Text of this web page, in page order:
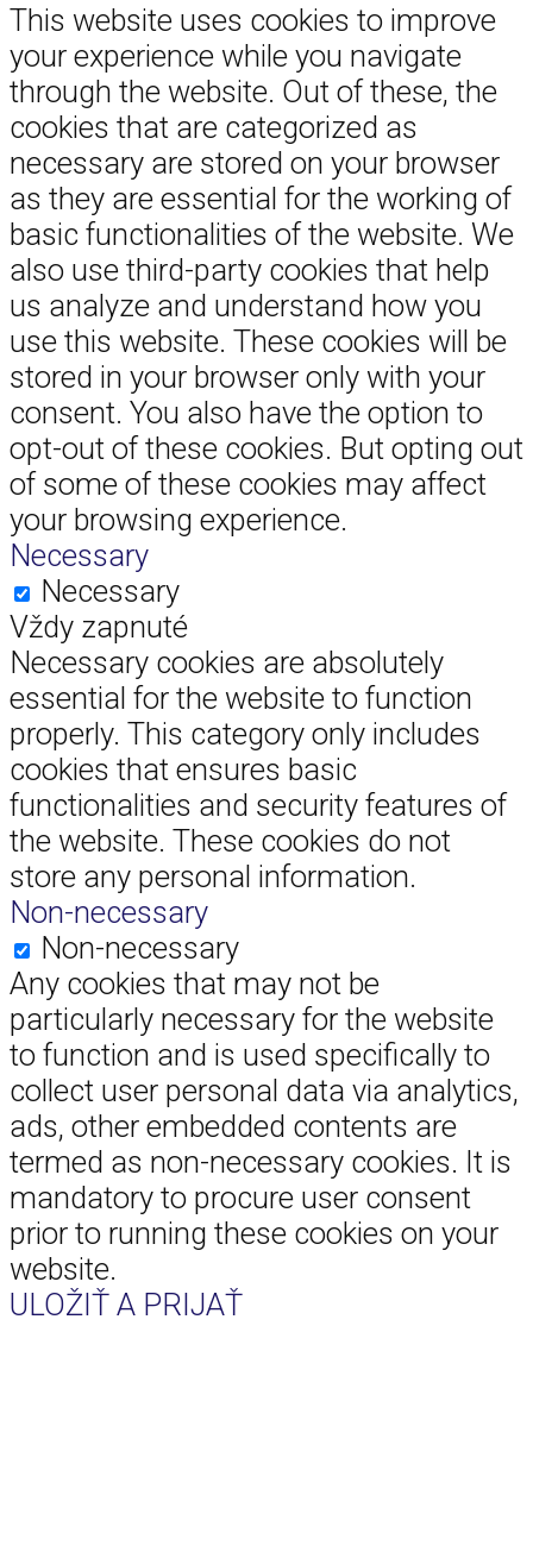
This website uses cookies to improve
your experience while you navigate
through the website. Out of these, the
cookies that are categorized as
necessary are stored on your browser
as they are essential for the working of
basic functionalities of the website. We
also use third-party cookies that help
us analyze and understand how you
use this website. These cookies will be
stored in your browser only with your
consent. You also have the option to
opt-out of these cookies. But opting out
of some of these cookies may affect
your browsing experience.
Necessary
Necessary
Vždy zapnuté
Necessary cookies are absolutely
essential for the website to function
properly. This category only includes
cookies that ensures basic
functionalities and security features of
the website. These cookies do not
store any personal information.
Non-necessary
Non-necessary
Any cookies that may not be
particularly necessary for the website
to function and is used specifically to
collect user personal data via analytics,
ads, other embedded contents are
termed as non-necessary cookies. It is
mandatory to procure user consent
prior to running these cookies on your
website.
ULOŽIŤ A PRIJAŤ